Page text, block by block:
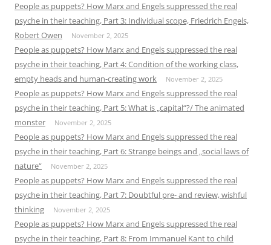
People as puppets? How Marx and Engels suppressed the real
psyche in their teaching, Part 3: Individual scope, Friedrich Engels,
Robert Owen
November 2, 2025
People as puppets? How Marx and Engels suppressed the real
psyche in their teaching, Part 4: Condition of the working class,
empty heads and human-creating work
November 2, 2025
People as puppets? How Marx and Engels suppressed the real
psyche in their teaching, Part 5: What is „capital“?/ The animated
monster
November 2, 2025
People as puppets? How Marx and Engels suppressed the real
psyche in their teaching, Part 6: Strange beings and „social laws of
nature“
November 2, 2025
People as puppets? How Marx and Engels suppressed the real
psyche in their teaching, Part 7: Doubtful pre- and review, wishful
thinking
November 2, 2025
People as puppets? How Marx and Engels suppressed the real
psyche in their teaching, Part 8: From Immanuel Kant to child